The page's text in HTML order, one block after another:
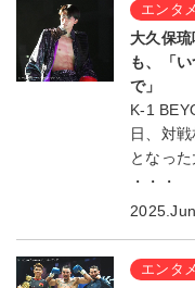
エンタメ
大久保
も、「
で」
K-1
日、対
となっ
・・・
エンタメ